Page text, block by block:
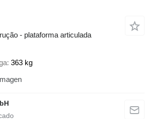
- plataforma articulada
363 kg